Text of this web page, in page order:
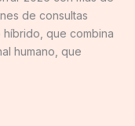
de consultas
que combina
humano, que